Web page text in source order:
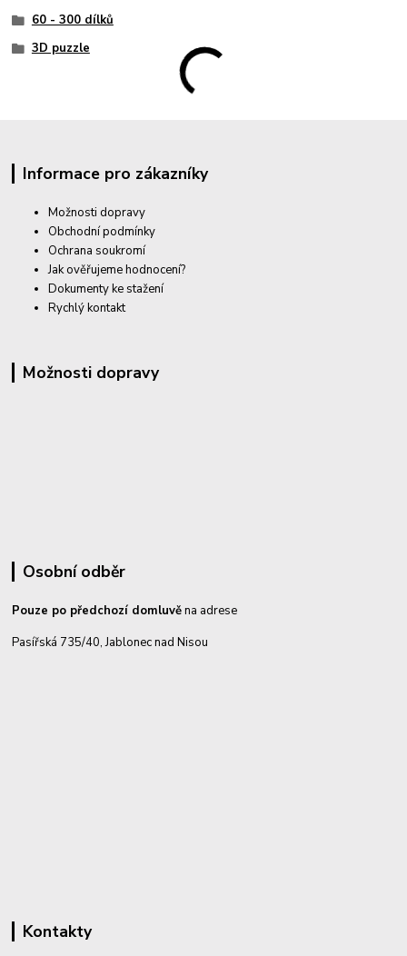
60 - 300 dílků
3D puzzle
Informace pro zákazníky
Možnosti dopravy
Obchodní podmínky
Ochrana soukromí
Jak ověřujeme hodnocení?
Dokumenty ke stažení
Rychlý kontakt
Možnosti dopravy
Osobní odběr
Pouze po předchozí domluvěna adrese
Pasířská 735/40, Jablonec nad Nisou
Kontakty